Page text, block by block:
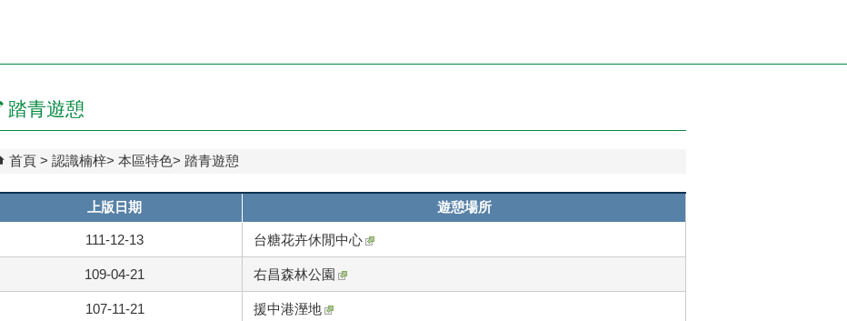
踏青遊憩
首頁 認識楠梓 本區特色 踏青遊憩
上版日期 遊憩場所
111-12-13 台糖花卉休閒中心
109-04-21 右昌森林公園
107-11-21 援中港溼地